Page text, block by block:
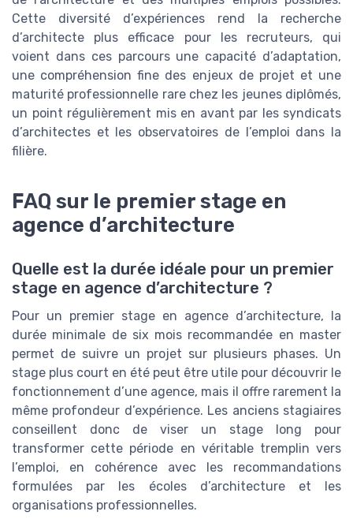
Cette diversité d’expériences rend la recherche
d’architecte plus efficace pour les recruteurs, qui
voient dans ces parcours une capacité d’adaptation,
une compréhension fine des enjeux de projet et une
maturité professionnelle rare chez les jeunes diplômés,
un point régulièrement mis en avant par les syndicats
d’architectes et les observatoires de l’emploi dans la
filière.
FAQ sur le premier stage en
agence d’architecture
Quelle est la durée idéale pour un premier
stage en agence d’architecture ?
Pour un premier stage en agence d’architecture, la
durée minimale de six mois recommandée en master
permet de suivre un projet sur plusieurs phases. Un
stage plus court en été peut être utile pour découvrir le
fonctionnement d’une agence, mais il offre rarement la
même profondeur d’expérience. Les anciens stagiaires
conseillent donc de viser un stage long pour
transformer cette période en véritable tremplin vers
l’emploi, en cohérence avec les recommandations
formulées par les écoles d’architecture et les
organisations professionnelles.